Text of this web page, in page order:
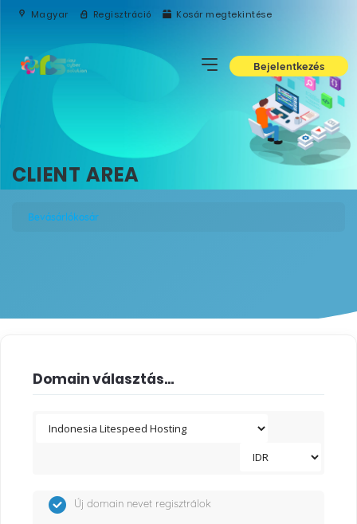
Magyar Regisztráció Kosár megtekintése
Bejelentkezés
CLIENT AREA
Bevásárlókosár
Domain választás...
Új domain nevet regisztrálok